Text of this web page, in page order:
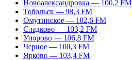
Новоалександровка — 100,2 FM
Тобольск — 98,3 FM
Омутинское — 102,6 FM
Сладково — 103,2 FM
Упорово — 106,8 FM
Черное — 100,3 FM
Ярково — 103,4 FM